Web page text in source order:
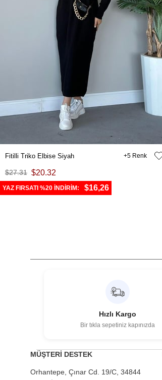
Fitilli Triko Elbise Siyah
$20.32
$27.31
5
YAZ FIRSATI %20 İNDİRİM: $16,26
Hızlı Kargo
Bir tıkla sepetiniz kapınızda
MÜŞTERİ DESTEK
Orhantepe, Çınar Cd. 19/C, 34844